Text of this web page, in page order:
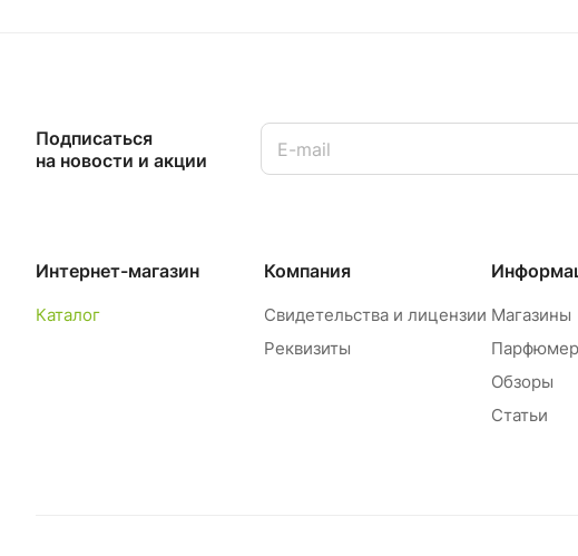
Подписаться
на новости и акции
Интернет-магазин
Каталог
Компания
Свидетельства и лицензии
Реквизиты
Магазины
Обзоры
Статьи